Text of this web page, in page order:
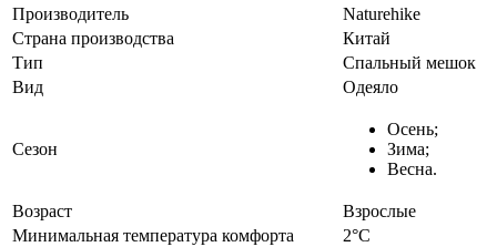
Производитель
Naturehike
Страна производства
Китай
Тип
Спальный мешок
Вид
Одеяло
Сезон
Осень;
Зима;
Весна.
Возраст
Взрослые
Минимальная температура комфорта
2°C